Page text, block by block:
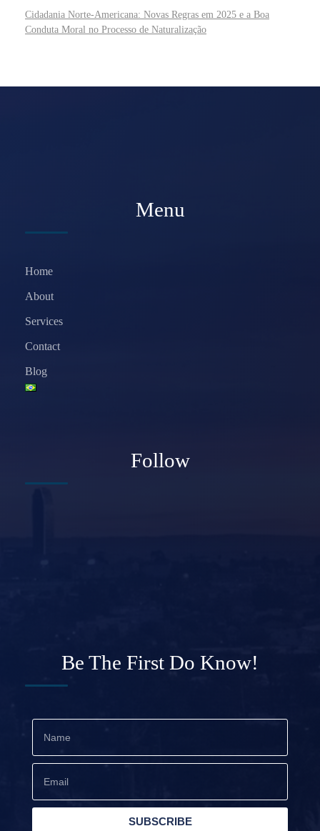
Cidadania Norte-Americana: Novas Regras em 2025 e a Boa
Conduta Moral no Processo de Naturalização
Menu
Home
About
Services
Contact
Blog
Follow
Be The First Do Know!
SUBSCRIBE